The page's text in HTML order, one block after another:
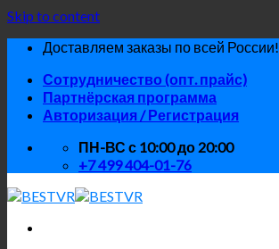
Skip to content
Доставляем заказы по всей России!
Сотрудничество (опт. прайс)
Партнёрская программа
Авторизация / Регистрация
ПН-ВС с 10:00 до 20:00
+7 499 404-01-76